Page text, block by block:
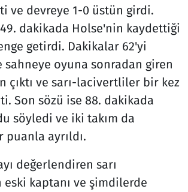
ve devreye 1-0 üstün girdi.
dakikada Holse'nin kaydettiği
getirdi. Dakikalar 62'yi
sahneye oyuna sonradan giren
çıktı ve sarı-lacivertliler bir kez
Son sözü ise 88. dakikada
söyledi ve iki takım da
ayrıldı.
değerlendiren sarı
kaptanı ve şimdilerde